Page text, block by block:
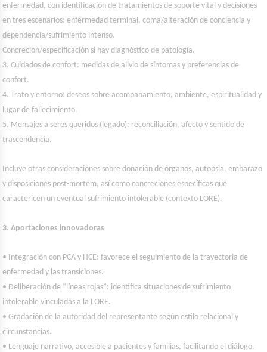
enfermedad, con identificación de tratamientos de soporte vital y decisiones
en tres escenarios: enfermedad terminal, coma/alteración de conciencia y
dependencia/sufrimiento intenso.
Concreción/especificación si hay diagnóstico de patología.
3. Cuidados de confort: medidas de alivio de síntomas y preferencias de
confort.
4. Trato y entorno: deseos sobre acompañamiento, ambiente, espiritualidad y
lugar de fallecimiento.
5. Mensajes a seres queridos (legado): reconciliación, afecto y sentido de
trascendencia.
Incluye otras consideraciones sobre donación de órganos, autopsia, embarazo
y disposiciones post-mortem, así como concreciones específicas que
caractericen un eventual sufrimiento intolerable (contexto LORE).
3. Aportaciones innovadoras
• Integración con PCA y HCE: favorece el seguimiento de la trayectoria de
enfermedad y las transiciones.
• Deliberación de “líneas rojas”: identifica situaciones de sufrimiento
intolerable vinculadas a la LORE.
• Gradación de la autoridad del representante según estilo relacional y
circunstancias.
• Lenguaje narrativo, accesible a pacientes y familias, facilitando el diálogo.